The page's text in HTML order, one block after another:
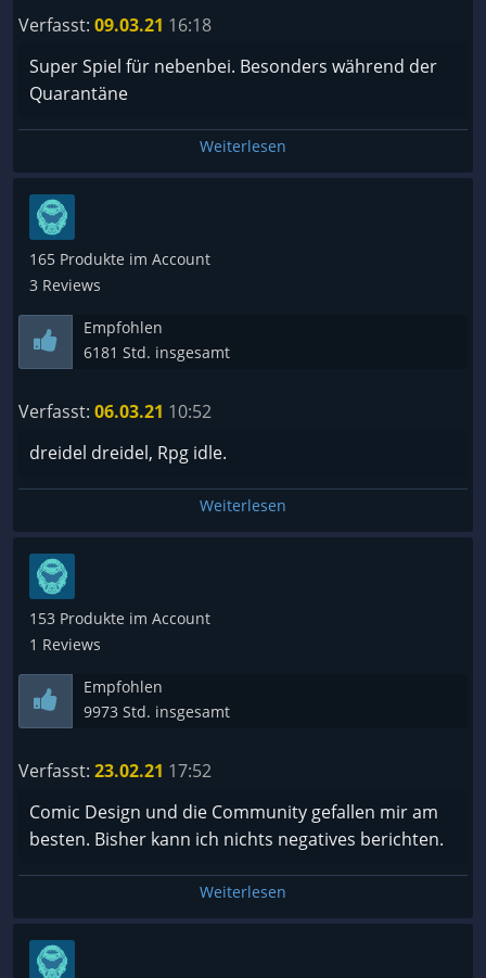
Verfasst: 09.03.21 16:18
Super Spiel für nebenbei. Besonders während der
Quarantäne
Weiterlesen
165 Produkte im Account
3 Reviews
Empfohlen
6181 Std. insgesamt
Verfasst: 06.03.21 10:52
dreidel dreidel, Rpg idle.
Weiterlesen
153 Produkte im Account
1 Reviews
Empfohlen
9973 Std. insgesamt
Verfasst: 23.02.21 17:52
Comic Design und die Community gefallen mir am
besten. Bisher kann ich nichts negatives berichten.
Weiterlesen